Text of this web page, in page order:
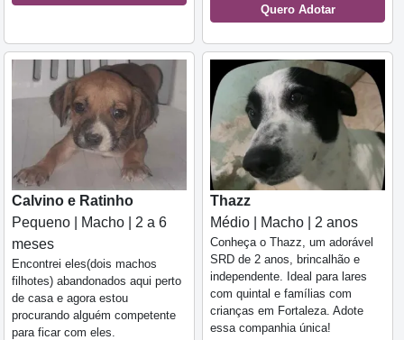
Quero Adotar
Calvino e Ratinho
Pequeno | Macho | 2 a 6
meses
Encontrei eles(dois machos
filhotes) abandonados aqui perto
de casa e agora estou
procurando alguém competente
para ficar com eles.
Thazz
Médio | Macho | 2 anos
Conheça o Thazz, um adorável
SRD de 2 anos, brincalhão e
independente. Ideal para lares
com quintal e famílias com
crianças em Fortaleza. Adote
essa companhia única!